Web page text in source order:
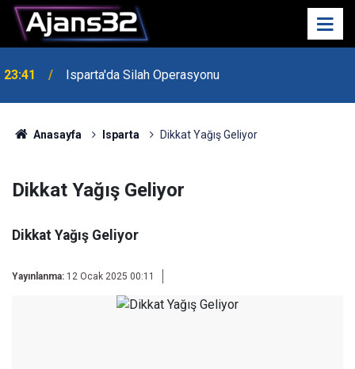
23:41 Isparta'da Silah Operasyonu
Anasayfa Isparta Dikkat Yağış Geliyor
Dikkat Yağış Geliyor
Dikkat Yağış Geliyor
Yayınlanma: 12 Ocak 2025 00:11